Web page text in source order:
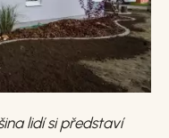
lidí si představí